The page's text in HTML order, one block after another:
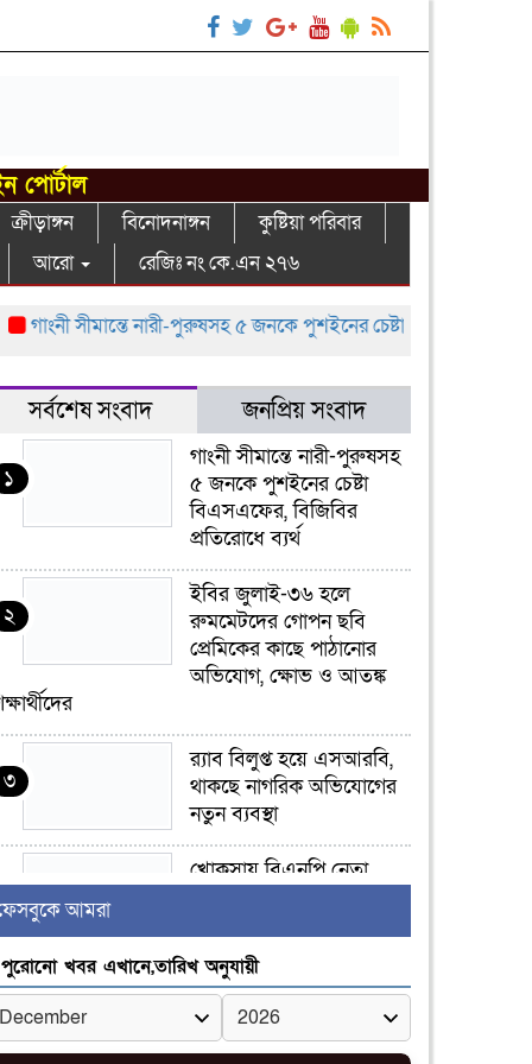
পোর্টাল
ক্রীড়াঙ্গন বিনোদনাঙ্গন
কুষ্টিয়া পরিবার
আরো রেজিঃ নং কে.এন ২৭৬
সীমান্তে নারী-পুরুষসহ ৫ জনকে পুশইনের চেষ্টা বিএসএফের, বিজিবির
সর্বশেষ সংবাদ জনপ্রিয় সংবাদ
১
গাংনী সীমান্তে নারী-পুরুষসহ
৫ জনকে পুশইনের চেষ্টা
বিএসএফের, বিজিবির
প্রতিরোধে ব্যর্থ
২
ইবির জুলাই-৩৬ হলে
রুমমেটদের গোপন ছবি
প্রেমিকের কাছে পাঠানোর
অভিযোগ, ক্ষোভ ও আতঙ্ক
৩
র‍্যাব বিলুপ্ত হয়ে এসআরবি,
থাকছে নাগরিক অভিযোগের
নতুন ব্যবস্থা
৪
খোকসায় বিএনপি নেতা
৫
সাঈদীর ছবিতে জুতা
নিক্ষেপকারীরা ‘জারজ
সন্তান’: আমির হামজা
আমরা
পুরোনো খবর এখানে,তারিখ অনুযায়ী